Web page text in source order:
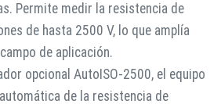
Permite medir la resistencia de
de hasta 2500 V, lo que amplía
de aplicación.
opcional AutoISO-2500, el equipo
de la resistencia de